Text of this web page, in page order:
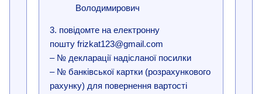
Володимирович
3. повідомте на електронну
пошту frizkat123@gmail.com
– № декларації надісланої посилки
– № банківської картки (розрахункового
рахунку) для повернення вартості